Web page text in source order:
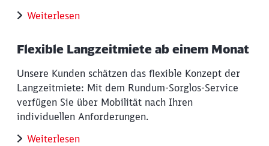
Weiterlesen
Flexible Langzeitmiete ab einem Monat
Unsere Kunden schätzen das flexible Konzept der
Langzeitmiete: Mit dem Rundum-Sorglos-Service
verfügen Sie über Mobilität nach Ihren
individuellen Anforderungen.
Weiterlesen
Schließen
Möchten Sie zuweitergeleitet
werden?